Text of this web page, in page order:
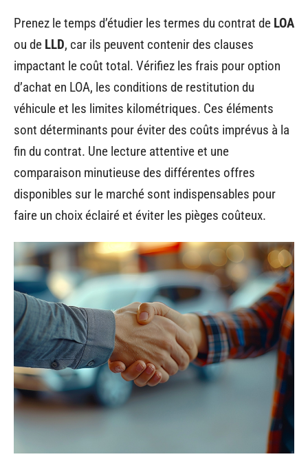
Prenez le temps d’étudier les termes du contrat de LOA
ou de LLD, car ils peuvent contenir des clauses
impactant le coût total. Vérifiez les frais pour option
d’achat en LOA, les conditions de restitution du
véhicule et les limites kilométriques. Ces éléments
sont déterminants pour éviter des coûts imprévus à la
fin du contrat. Une lecture attentive et une
comparaison minutieuse des différentes offres
disponibles sur le marché sont indispensables pour
faire un choix éclairé et éviter les pièges coûteux.